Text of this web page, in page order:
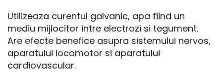
Utilizeaza curentul galvanic, apa fiind un
mediu mijlocitor intre electrozi si tegument.
Are efecte benefice asupra sistemului nervos,
aparatului locomotor si aparatului
cardiovascular.